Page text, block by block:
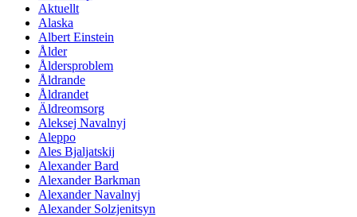
Aktuellt
Alaska
Albert Einstein
Ålder
Åldersproblem
Åldrande
Åldrandet
Äldreomsorg
Aleksej Navalnyj
Aleppo
Ales Bjaljatskij
Alexander Bard
Alexander Barkman
Alexander Navalnyj
Alexander Solzjenitsyn